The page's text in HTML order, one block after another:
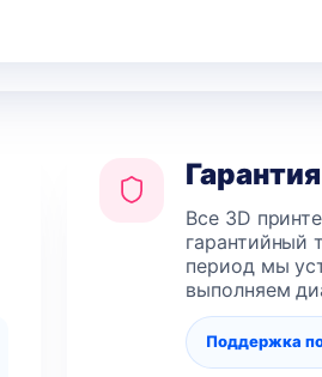
Все 3D
гарантийный
период мы
выполняем
Поддержка